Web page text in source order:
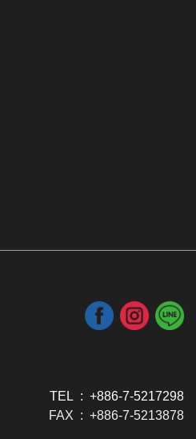
TEL : +886-7-5217298
FAX : +886-7-5213878